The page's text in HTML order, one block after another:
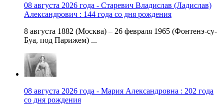
08 августа 2026 года - Старевич Владислав (Ладислав)
Александрович : 144 года со дня рождения
8 августа 1882 (Москва) – 26 февраля 1965 (Фонтенэ-су-
Буа, под Парижем) ...
08 августа 2026 года - Мария Александровна : 202 года
со дня рождения